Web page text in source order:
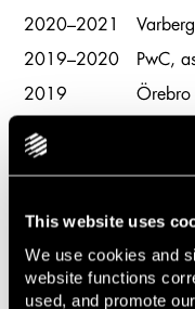
This website uses
We use cookies and
website functions
used, and promote
2020–2021
2019–2020
PwC,
2019
Örebro